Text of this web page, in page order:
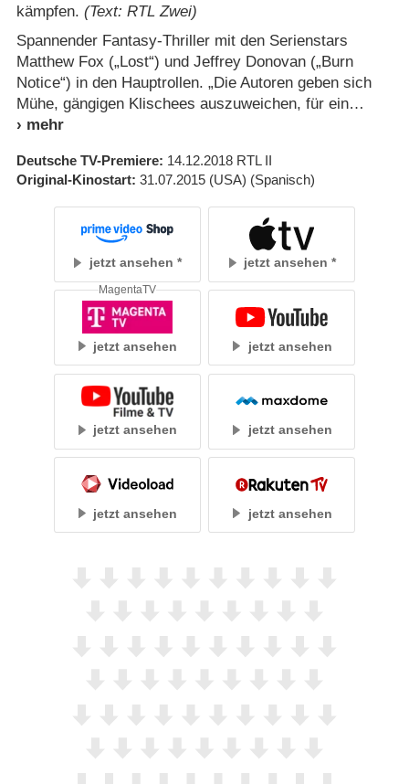
kämpfen. (Text: RTL Zwei)
Spannender Fantasy-Thriller mit den Serienstars
Matthew Fox („Lost“) und Jeffrey Donovan („Burn
Notice“) in den Hauptrollen. „Die Autoren geben sich
Mühe, gängigen Klischees auszuweichen, für ein
Deutsche TV-Premiere 14.12.2018 RTL II
Original-Kinostart 31.07.2015 (USA) (Spanisch)
jetzt ansehen jetzt ansehen
jetzt ansehen
MagentaTV
jetzt ansehen
jetzt ansehen jetzt ansehen
jetzt ansehen jetzt ansehen